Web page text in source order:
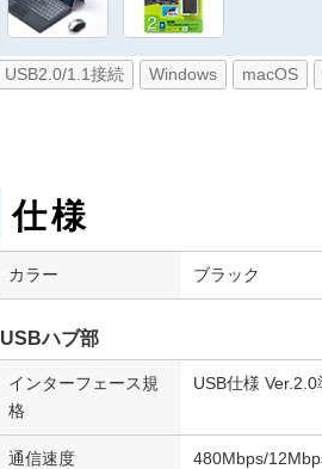
USB2.0/1.1接続 Windows macOS
仕様
カラー ブラック
USBハブ部
インターフェース規
格
USB仕様 Ver.2.0
通信速度 480Mbps/